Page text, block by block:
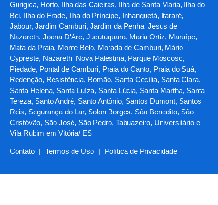
Gurigica, Horto, Ilha das Caieiras, Ilha de Santa Maria, Ilha do
Boi, Ilha do Frade, Ilha do Príncipe, Inhanguetá, Itararé,
Jabour, Jardim Camburi, Jardim da Penha, Jesus de
Nazareth, Joana D'Arc, Jucutuquara, Maria Ortiz, Maruípe,
Mata da Praia, Monte Belo, Morada de Camburi, Mário
Cypreste, Nazareth, Nova Palestina, Parque Moscoso,
Piedade, Pontal de Camburi, Praia do Canto, Praia do Suá,
Redenção, Resistência, Romão, Santa Cecília, Santa Clara,
Santa Helena, Santa Luíza, Santa Lúcia, Santa Martha, Santa
Tereza, Santo André, Santo Antônio, Santos Dumont, Santos
Reis, Segurança do Lar, Solon Borges, São Benedito, São
Cristóvão, São José, São Pedro, Tabuazeiro, Universitário e
Vila Rubim em Vitória/ ES
Contato | Termos de Uso | Política de Privacidade